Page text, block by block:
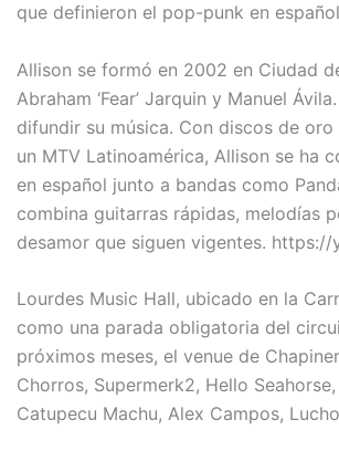
que definieron el pop-punk en
Allison se formó en 2002 en Ciudad
Abraham ‘Fear’ Jarquin y Manuel
difundir su música. Con discos de
un MTV Latinoamérica, Allison se ha
en español junto a bandas como
combina guitarras rápidas, melodías
desamor que siguen vigentes.
Lourdes Music Hall, ubicado en la
como una parada obligatoria del
próximos meses, el venue de
Chorros, Supermerk2, Hello
Catupecu Machu, Alex Campos,